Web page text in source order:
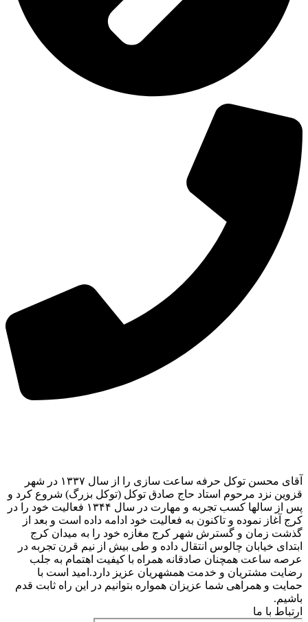
آقای محسن توکل حرفه ساعت سازی را از سال ۱۳۳۷ در شهر
قزوین نزد مرحوم استاد حاج صادق توکل (توکل بزرگ) شروع کرد و
پس از سالها کسب تجربه و مهارت در سال ۱۳۴۴ فعالیت خود را در
کرج آغاز نموده و تاکنون به فعالیت خود ادامه داده است و بعد از
گذشت زمان و گسترش شهر کرج مغازه خود را به میدان کرج
ابتدای خیابان چالوس انتقال داده و طی بیش از نیم قرن تجربه در
عرصه ساعت همچنان صادقانه همراه با کیفیت اهتمام به جلب
رضایت مشتریان و خدمت همشهریان عزیز دارد.امید است با
حمایت و همراهی شما عزیزان همواره بتوانیم در این راه ثابت قدم
باشیم.
ارتباط با ما